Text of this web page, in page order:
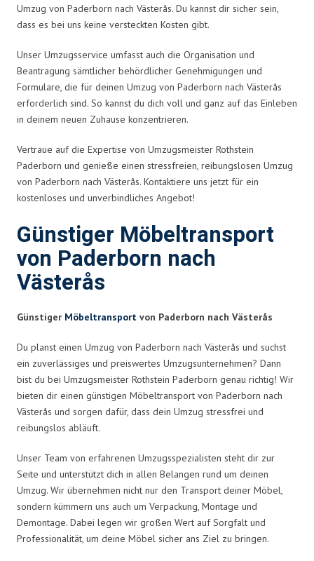
Umzug von Paderborn nach Västerås. Du kannst dir sicher sein,
dass es bei uns keine versteckten Kosten gibt.
Unser Umzugsservice umfasst auch die Organisation und
Beantragung sämtlicher behördlicher Genehmigungen und
Formulare, die für deinen Umzug von Paderborn nach Västerås
erforderlich sind. So kannst du dich voll und ganz auf das Einleben
in deinem neuen Zuhause konzentrieren.
Vertraue auf die Expertise von Umzugsmeister Rothstein
Paderborn und genieße einen stressfreien, reibungslosen Umzug
von Paderborn nach Västerås. Kontaktiere uns jetzt für ein
kostenloses und unverbindliches Angebot!
Günstiger Möbeltransport
von Paderborn nach
Västerås
Günstiger Möbeltransport von Paderborn nach Västerås
Du planst einen Umzug von Paderborn nach Västerås und suchst
ein zuverlässiges und preiswertes Umzugsunternehmen? Dann
bist du bei Umzugsmeister Rothstein Paderborn genau richtig! Wir
bieten dir einen günstigen Möbeltransport von Paderborn nach
Västerås und sorgen dafür, dass dein Umzug stressfrei und
reibungslos abläuft.
Unser Team von erfahrenen Umzugsspezialisten steht dir zur
Seite und unterstützt dich in allen Belangen rund um deinen
Umzug. Wir übernehmen nicht nur den Transport deiner Möbel,
sondern kümmern uns auch um Verpackung, Montage und
Demontage. Dabei legen wir großen Wert auf Sorgfalt und
Professionalität, um deine Möbel sicher ans Ziel zu bringen.